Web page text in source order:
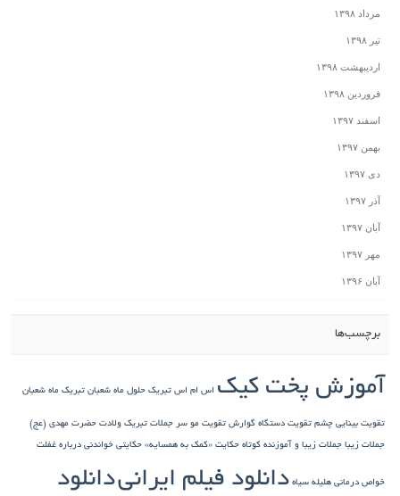
مرداد ۱۳۹۸
تیر ۱۳۹۸
اردیبهشت ۱۳۹۸
فروردین ۱۳۹۸
اسفند ۱۳۹۷
بهمن ۱۳۹۷
دی ۱۳۹۷
آذر ۱۳۹۷
آبان ۱۳۹۷
مهر ۱۳۹۷
آبان ۱۳۹۶
برچسب‌ها
آموزش پخت کیک اس ام اس تبریک حلول ماه شعبان تبریک ماه شعبان
تقویت بینایی چشم تقویت دستگاه گوارش تقویت مو سر جملات تبریک ولادت حضرت مهدی (عج)
جملات زیبا جملات زیبا و آموزنده کوتاه حکایت «کمک به همسایه» حکایتی خواندنی درباره غفلت
خواص درمانی هلیله سیاه دانلود فیلم ایرانیدانلود